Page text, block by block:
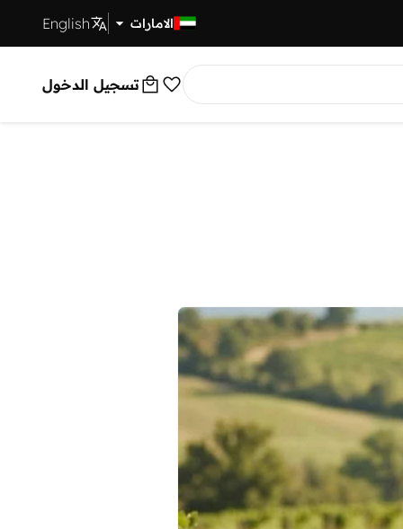
الامارات English
تسجيل الدخول